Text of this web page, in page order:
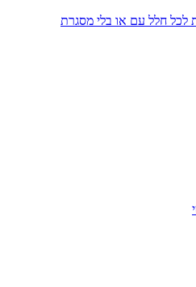
לכל חלל עם או בלי מסגרת